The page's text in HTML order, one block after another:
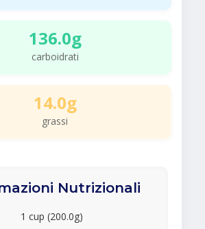
136.0g
carboidrati
14.0g
grassi
Nutrizionali
1 cup (200.0g)